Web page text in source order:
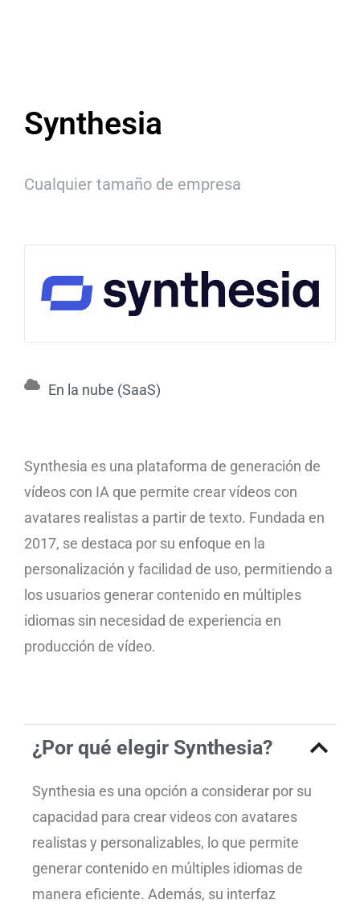
Synthesia
Cualquier tamaño de empresa
En la nube (SaaS)
Synthesia es una plataforma de generación de
vídeos con IA que permite crear vídeos con
avatares realistas a partir de texto. Fundada en
2017, se destaca por su enfoque en la
personalización y facilidad de uso, permitiendo a
los usuarios generar contenido en múltiples
idiomas sin necesidad de experiencia en
producción de vídeo.
¿Por qué elegir Synthesia?
Synthesia es una opción a considerar por su
capacidad para crear videos con avatares
realistas y personalizables, lo que permite
generar contenido en múltiples idiomas de
manera eficiente. Además, su interfaz